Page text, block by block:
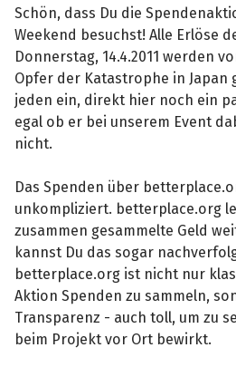
Schön, dass Du die
Weekend besuchst! Alle Erlöse
Donnerstag, 14.4.2011 werden
Opfer der Katastrophe in Japan
jeden ein, direkt hier noch ein
egal ob er bei unserem Event
nicht.
Das Spenden über
unkompliziert. betterplace.org
zusammen gesammelte Geld
kannst Du das sogar
betterplace.org ist nicht nur
Aktion Spenden zu sammeln,
Transparenz - auch toll, um zu
beim Projekt vor Ort bewirkt.